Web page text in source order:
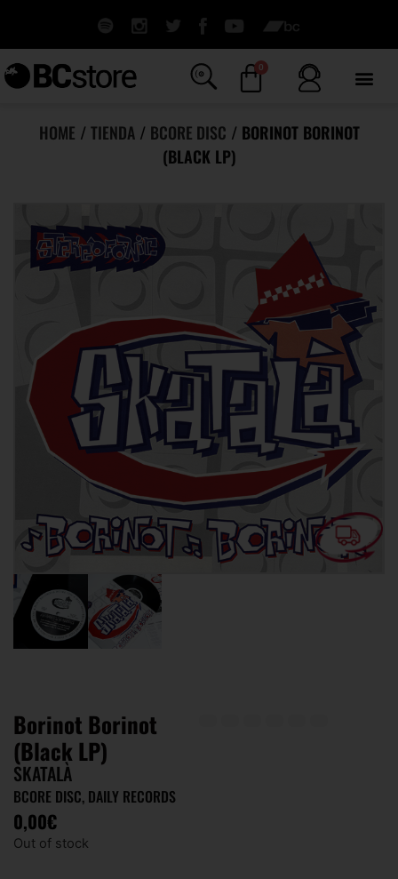
0
HOME / TIENDA/ BCORE DISC / BORINOT BORINOT
(BLACK LP)
Borinot Borinot
(Black LP)
SKATALÀ
BCORE DISC, DAILY RECORDS
0,00€
Out of stock